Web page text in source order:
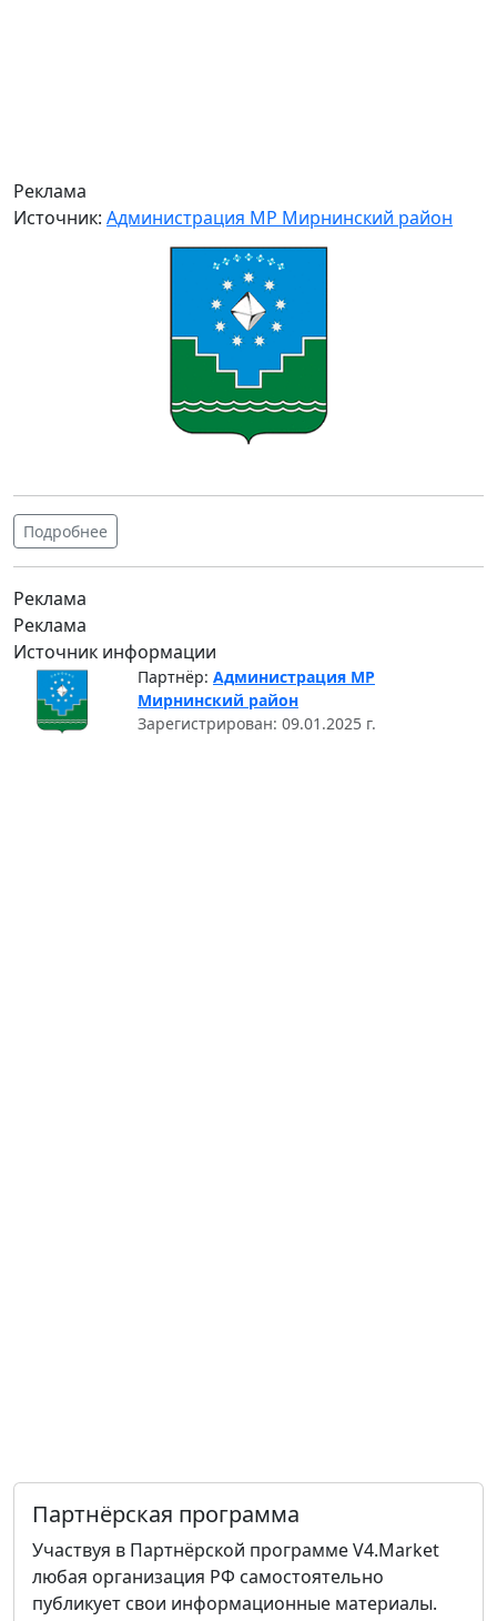
Реклама
Источник: Администрация МР Мирнинский район
Подробнее
Реклама
Реклама
Источник информации
Партнёр: Администрация МР
Мирнинский район
Зарегистрирован: 09.01.2025 г.
Партнёрская программа
Участвуя в Партнёрской программе V4.Market
любая организация РФ самостоятельно
публикует свои информационные материалы.